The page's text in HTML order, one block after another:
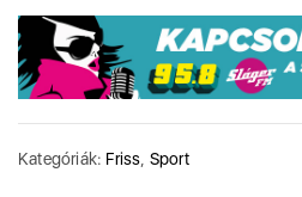
Kategóriák: Friss Sport